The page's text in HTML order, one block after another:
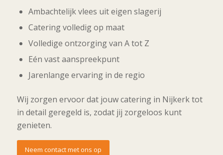
Ambachtelijk vlees uit eigen slagerij
Catering volledig op maat
Volledige ontzorging van A tot Z
Eén vast aanspreekpunt
Jarenlange ervaring in de regio
Wij zorgen ervoor dat jouw catering in Nijkerk tot
in detail geregeld is, zodat jij zorgeloos kunt
genieten.
Neem contact met ons op